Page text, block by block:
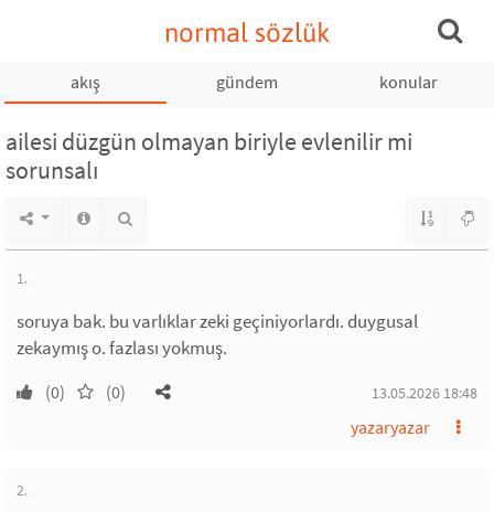
normal sözlük
akış gündem konular
ailesi düzgün olmayan biriyle evlenilir mi
sorunsalı
1.
soruya bak. bu varlıklar zeki geçiniyorlardı. duygusal
zekaymış o. fazlası yokmuş.
(0) (0) 13.05.2026 18:48
yazaryazar
2.